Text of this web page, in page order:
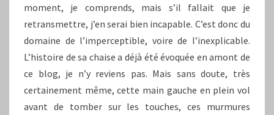
moment, je comprends, mais s’il fallait que je
retransmettre, j’en serai bien incapable. C’est donc du
domaine de l’imperceptible, voire de l’inexplicable.
L’histoire de sa chaise a déjà été évoquée en amont de
ce blog, je n’y reviens pas. Mais sans doute, très
certainement même, cette main gauche en plein vol
avant de tomber sur les touches, ces murmures